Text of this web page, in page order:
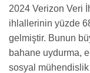
2024 Verizon Veri
ihlallerinin yüzde
gelmiştir. Bunun
bahane uydurma,
sosyal